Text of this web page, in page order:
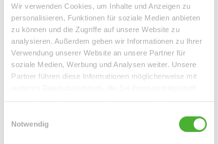
Wir verwenden Cookies, um Inhalte und Anzeigen zu
personalisieren, Funktionen für soziale Medien anbieten
zu können und die Zugriffe auf unsere Website zu
analysieren. Außerdem geben wir Informationen zu Ihrer
Verwendung unserer Website an unsere Partner für
soziale Medien, Werbung und Analysen weiter. Unsere
Partner führen diese Informationen möglicherweise mit
haben oder die sie im Rahmen Ihrer Nutzung der Dienste
Notwendig
Markranstädt Mügeln Roßwein / Gleisberg Schkeuditz
Solingen / Burg an der Wupper
Solingen / Papiermühle
Taucha
Taucha / Plösitz Torgau Willich Wurzen
Zeitz
Zwenkau
Immo Bennewitz Haus Bennewitz Häuser Bennewitz
kaufen